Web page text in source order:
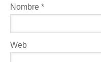
Nombre *
Web